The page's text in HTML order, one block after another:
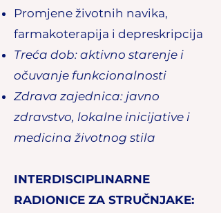
Promjene životnih navika,
farmakoterapija i depreskripcija
Treća dob: aktivno starenje i
očuvanje funkcionalnosti
Zdrava zajednica: javno
zdravstvo, lokalne inicijative i
medicina životnog stila
INTERDISCIPLINARNE
RADIONICE ZA STRUČNJAKE: